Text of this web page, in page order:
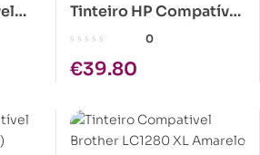
Tinteiro HP Compatível
727 Magenta (B3P20A)
0
€39.80